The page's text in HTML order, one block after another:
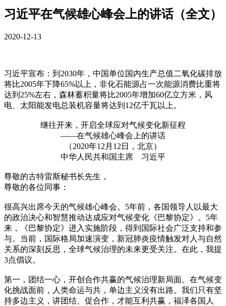
习近平在气候雄心峰会上的讲话（全文）
2020-12-13
习近平宣布：到2030年，中国单位国内生产总值二氧化碳排放
将比2005年下降65%以上，非化石能源占一次能源消费比重将
达到25%左右，森林蓄积量将比2005年增加60亿立方米，风
电、太阳能发电总装机容量将达到12亿千瓦以上。
继往开来，开启全球应对气候变化新征程
——在气候雄心峰会上的讲话
（2020年12月12日，北京）
中华人民共和国主席 习近平
尊敬的古特雷斯秘书长先生，
尊敬的各位同事：
很高兴出席今天的气候雄心峰会。5年前，各国领导人以最大
的政治决心和智慧推动达成应对气候变化《巴黎协定》。5年
来，《巴黎协定》进入实施阶段，得到国际社会广泛支持和参
与。当前，国际格局加速演变，新冠肺炎疫情触发对人与自然
关系的深刻反思，全球气候治理的未来更受关注。在此，我提
3点倡议。
第一，团结一心，开创合作共赢的气候治理新局面。在气候变
化挑战面前，人类命运与共，单边主义没有出路。我们只有坚
持多边主义，讲团结、促合作，才能互利共赢，福泽各国人